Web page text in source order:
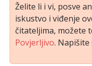
Želite li i vi, posve
iskustvo i viđenje
čitateljima, možete
Povjerljivo. Napišite